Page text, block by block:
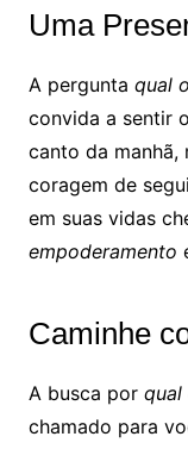
Uma
A pergunta qual
convida a sentir
canto da manhã,
coragem de
em suas vidas
empoderamento
Caminhe
A busca por qual
chamado para